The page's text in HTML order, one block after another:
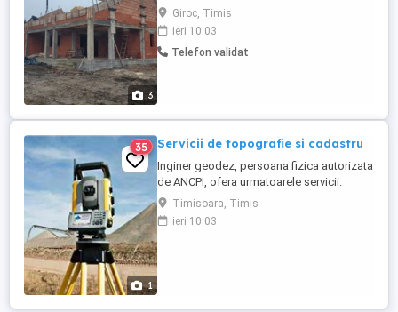
3
interioare și exterioare Se oferă transport
cu mașinile firmei sau decontare motorină.
Salariile încep de la 200 ron pe zi până la
400 ron. Program: 08:00 - 18:00 Luni -
Giroc, Timis
ieri 10:03
Telefon validat
1
35 Servicii de topografie si cadastru
Inginer geodez, persoana fizica autorizata
de ANCPI, ofera urmatoarele servicii:
Consultanta de specialitate in domeniile:
Topografie,Cadastru. -Inscriere in cartea
funciara a terenurilor - Actualizari de
Timisoara, Timis
ieri 10:03